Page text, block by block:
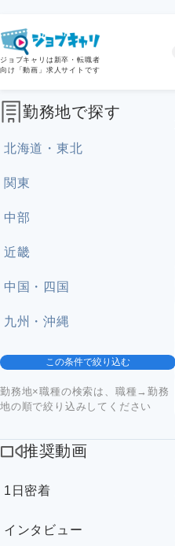
ジョブキャリは新卒・転職者
向け「動画」求人サイトです
勤務地で探す
北海道・東北
関東
中部
近畿
中国・四国
九州・沖縄
この条件で絞り込む
勤務地×職種の検索は、職種→勤務
地の順で絞り込みしてください
推奨動画
1日密着
インタビュー